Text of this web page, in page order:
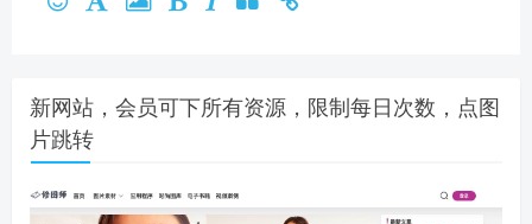
新网站，会员可下所有资源，限制每日次数，点图
片跳转